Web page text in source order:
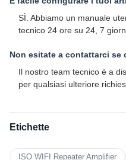
SÌ. Abbiamo un manuale
tecnico 24 ore su 24, 7
Non esitate a contattarci se
Il nostro team tecnico è a
per qualsiasi ulteriore
Etichette
ISO WIFI Repeater Amplifier